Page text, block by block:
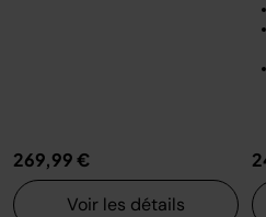
269,99 €
Voir les détails